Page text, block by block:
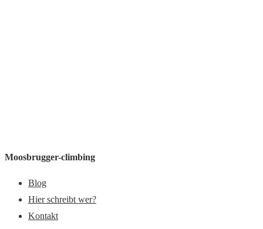
Moosbrugger-climbing
Blog
Hier schreibt wer?
Kontakt